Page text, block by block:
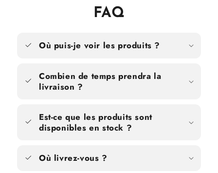
FAQ
Où puis-je voir les produits ?
Combien de temps prendra la
livraison ?
Est-ce que les produits sont
disponibles en stock ?
Où livrez-vous ?